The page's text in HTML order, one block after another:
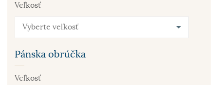
Veľkosť
Vyberte veľkosť
Pánska obrúčka
Veľkosť